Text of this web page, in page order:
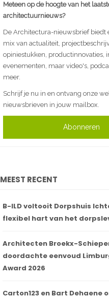
Meteen op de hoogte van het
architectuurnieuws?
De Architectura-nieuwsbrief biedt
mix van actualiteit,
opiniestukken, productinnovaties,
evenementen, maar video's,
meer.
Schrijf je nu in en ontvang onze
nieuwsbrieven in jouw mailbox.
Abonneren
MEEST RECENT
B-ILD voltooit Dorpshuis
flexibel hart van het
Architecten Broekx-
doordachte eenvoud
Award 2026
Carton123 en Bart Dehaene